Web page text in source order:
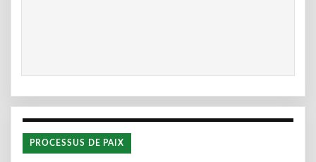
PROCESSUS DE PAIX